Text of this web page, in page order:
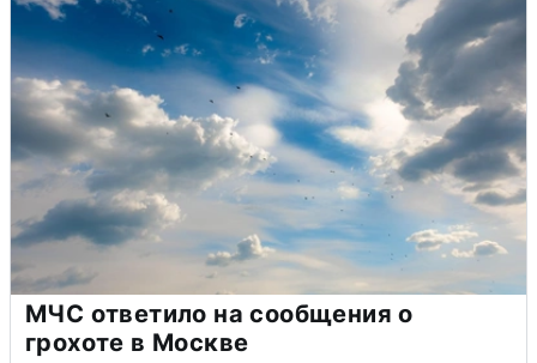
МЧС ответило на сообщения о
грохоте в Москве